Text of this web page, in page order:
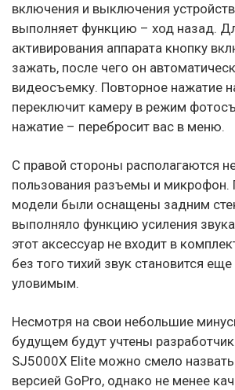
включения и выключения
выполняет функцию – ход назад.
активирования аппарата кнопку
зажать, после чего он
видеосъемку. Повторное нажатие
переключит камеру в режим
нажатие – перебросит вас в меню.
С правой стороны располагаются
пользования разъемы и
модели были оснащены задним
выполняло функцию усиления
этот аксессуар не входит в
без того тихий звук становится
уловимым.
Несмотря на свои небольшие
будущем будут учтены
SJ5000X Elite можно смело
версией GoPro, однако не менее